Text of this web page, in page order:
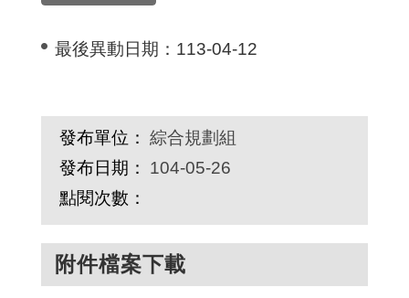
最後異動日期： 113-04-12
發布單位： 綜合規劃組
發布日期：
104-05-26
點閱次數：
附件檔案下載